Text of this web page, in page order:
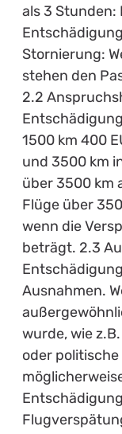
als 3 Stunden:
Stornierung:
stehen den
2.2
1500 km 400
und 3500 km
über 3500 km
Flüge über
wenn die
beträgt. 2.3
Ausnahmen.
wurde, wie
oder